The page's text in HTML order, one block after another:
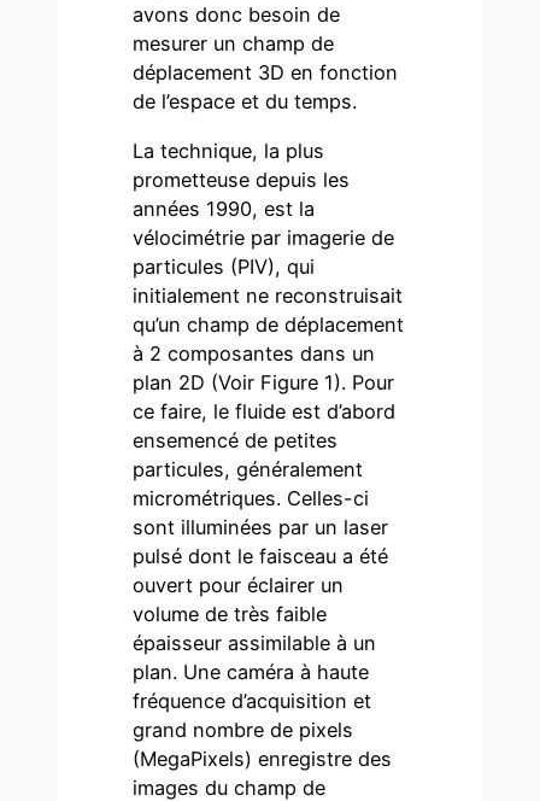
avons donc besoin de
mesurer un champ de
déplacement 3D en fonction
de l’espace et du temps.
La technique, la plus
prometteuse depuis les
années 1990, est la
vélocimétrie par imagerie de
particules (PIV), qui
initialement ne reconstruisait
qu’un champ de déplacement
à 2 composantes dans un
plan 2D (Voir Figure 1). Pour
ce faire, le fluide est d’abord
ensemencé de petites
particules, généralement
micrométriques. Celles-ci
sont illuminées par un laser
pulsé dont le faisceau a été
ouvert pour éclairer un
volume de très faible
épaisseur assimilable à un
plan. Une caméra à haute
fréquence d’acquisition et
grand nombre de pixels
(MegaPixels) enregistre des
images du champ de